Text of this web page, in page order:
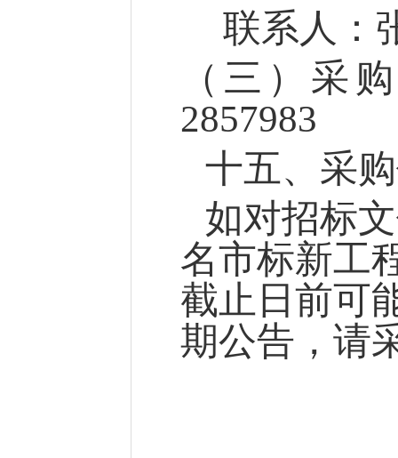
联系人：
（三）采
2857983
十五、采
如对招标
名市标新工
截止日前可
期公告，请